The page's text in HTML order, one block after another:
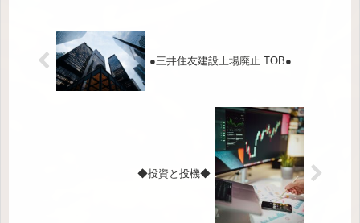
●三井住友建設上場廃止 TOB●
◆投資と投機◆